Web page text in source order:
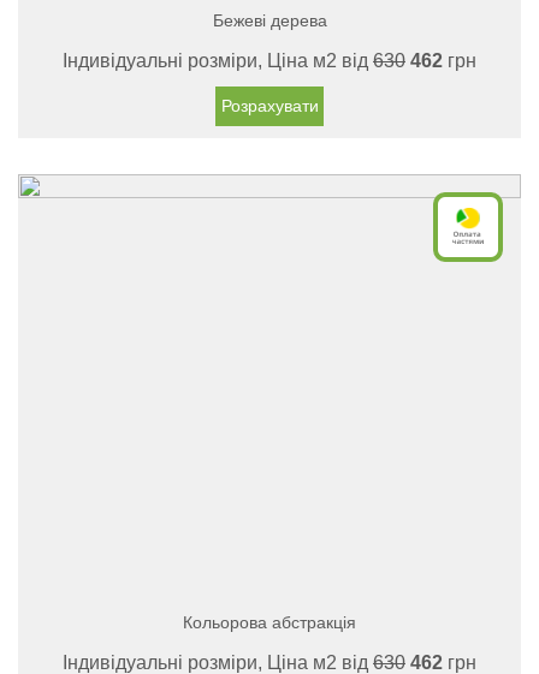
Бежеві дерева
Індивідуальні розміри, Ціна м2 від 630 462 грн
Розрахувати
Кольорова абстракція
Індивідуальні розміри, Ціна м2 від 630 462 грн